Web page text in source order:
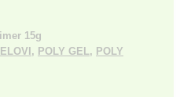
15g
, POLY GEL, POLY